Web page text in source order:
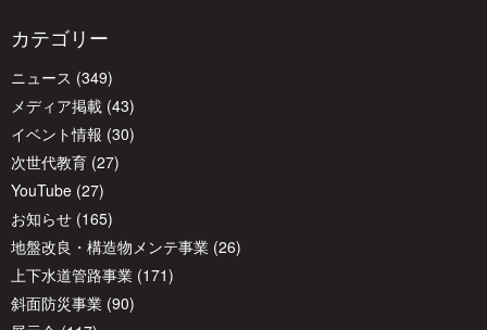
ー
シ
ョ
ン
カテゴリー
ニュース (349)
メディア掲載 (43)
イベント情報 (30)
次世代教育 (27)
YouTube (27)
お知らせ (165)
地盤改良・構造物メンテ事業 (26)
上下水道管路事業 (171)
斜面防災事業 (90)